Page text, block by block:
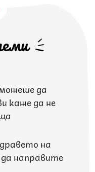
да
каже да не
на
направите